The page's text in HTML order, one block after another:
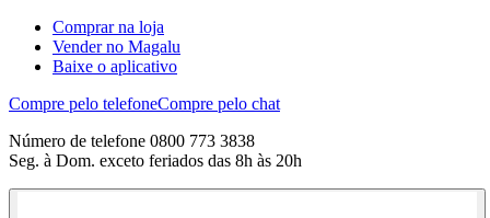
Comprar na loja
Vender no Magalu
Baixe o aplicativo
Compre pelo telefoneCompre pelo chat
Número de telefone 0800 773 3838
Seg. à Dom. exceto feriados das 8h às 20h